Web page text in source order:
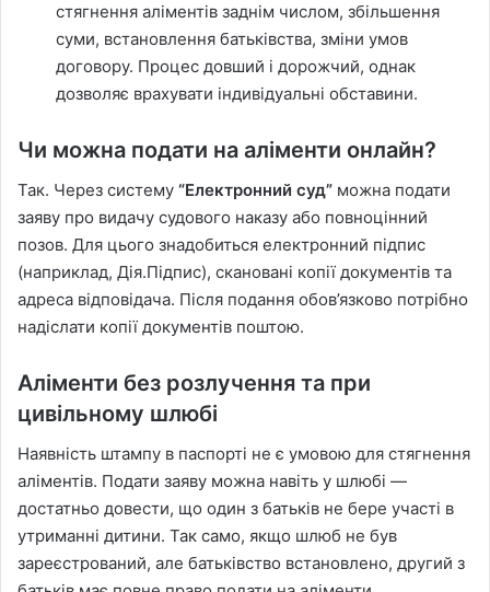
стягнення аліментів заднім числом, збільшення
суми, встановлення батьківства, зміни умов
договору. Процес довший і дорожчий, однак
дозволяє врахувати індивідуальні обставини.
Чи можна подати на аліменти онлайн?
Так. Через систему “Електронний суд” можна подати
заяву про видачу судового наказу або повноцінний
позов. Для цього знадобиться електронний підпис
(наприклад, Дія.Підпис), скановані копії документів та
адреса відповідача. Після подання обов’язково потрібно
надіслати копії документів поштою.
Аліменти без розлучення та при
цивільному шлюбі
Наявність штампу в паспорті не є умовою для стягнення
аліментів. Подати заяву можна навіть у шлюбі —
достатньо довести, що один з батьків не бере участі в
утриманні дитини. Так само, якщо шлюб не був
зареєстрований, але батьківство встановлено, другий з